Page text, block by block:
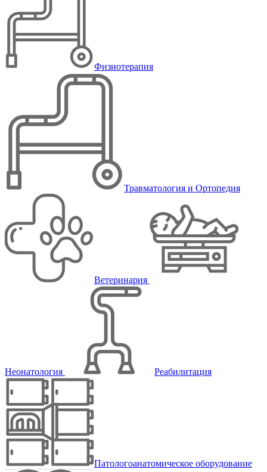
Физиотерапия
Травматология и Ортопедия
Ветеринария
Неонатология Реабилитация
Патологоанатомическое оборудование